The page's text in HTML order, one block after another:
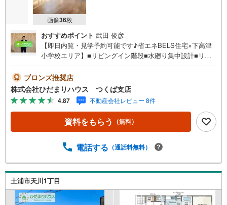
画像36枚
おすすめポイント 武田 俊彦
【即日内覧・見学予約可能です♪省エネBELS住宅×下高津
小学校エリア】■リビングイン階段■水廻り集中設計■リビ
■主寝室9.5帖未公開写真はひだまりハウスHPにて公開中♪
■イオンモール土浦まで徒歩17分！休日には映画鑑賞など
家族との時間が増えそうですね！■水廻りをまとめて、家事
動線にも配慮！■カースペースは2台分確保！（＾＾）！ひ
だまりハウスについて・・。引渡し件数3.800件以上 信頼
される理由◆宅地建物取引士 ◆ファイナンシャルプラン
住宅の経験多くの資格を保有するスタッフ『お客様に寄り
安に思う事、疑問に思う事何でもお話し頂き、頼りにして
下さい。ひだまりのような温かいお家を、一緒にお探しし
ませんか？土浦市上高津 新築戸建 土浦駅（車12分）
下高津小学校（徒歩18分） 土浦第四中学校（徒歩20分）
ブロンズ推奨店
株式会社ひだまりハウス つくば支店
4.87 不動産会社レビュー 8件
資料をもらう （無料）
電話する （通話料無料）
土浦市天川1丁目